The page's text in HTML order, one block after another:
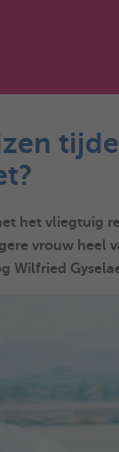
het vliegtuig
vrouw heel
Wilfried